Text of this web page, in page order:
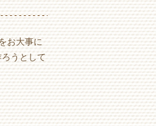
お大事に